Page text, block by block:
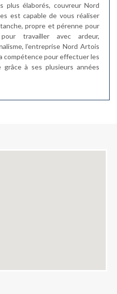
plus élaborés, couvreur Nord
est capable de vous réaliser
propre et pérenne pour
travailler avec ardeur,
l’entreprise Nord Artois
compétence pour effectuer les
à ses plusieurs années